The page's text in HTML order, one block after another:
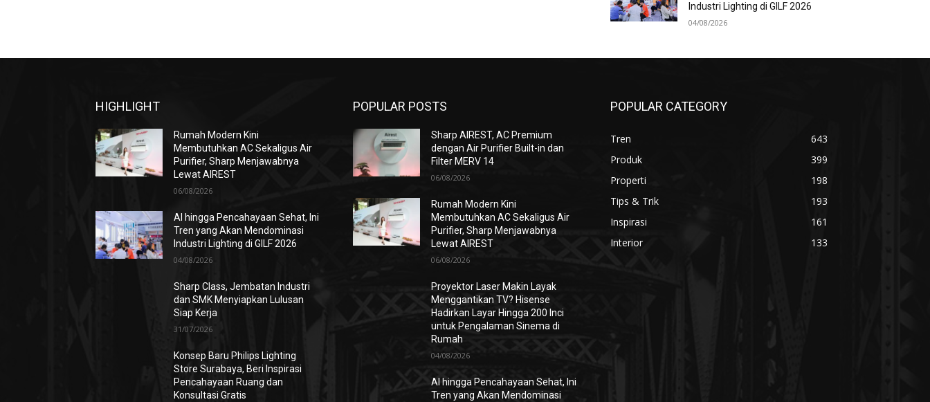
Industri Lighting di GILF 2026
04/08/2026
HIGHLIGHT
Rumah Modern Kini
Membutuhkan AC Sekaligus Air
Purifier, Sharp Menjawabnya
Lewat AIREST
06/08/2026
AI hingga Pencahayaan Sehat, Ini
Tren yang Akan Mendominasi
Industri Lighting di GILF 2026
04/08/2026
Sharp Class, Jembatan Industri
dan SMK Menyiapkan Lulusan
Siap Kerja
31/07/2026
Konsep Baru Philips Lighting
Store Surabaya, Beri Inspirasi
Pencahayaan Ruang dan
Konsultasi Gratis
POPULAR POSTS
Sharp AIREST, AC Premium
dengan Air Purifier Built-in dan
Filter MERV 14
06/08/2026
Rumah Modern Kini
Membutuhkan AC Sekaligus Air
Purifier, Sharp Menjawabnya
Lewat AIREST
06/08/2026
Proyektor Laser Makin Layak
Menggantikan TV? Hisense
Hadirkan Layar Hingga 200 Inci
untuk Pengalaman Sinema di
Rumah
04/08/2026
AI hingga Pencahayaan Sehat, Ini
Tren yang Akan Mendominasi
POPULAR CATEGORY
Tren
643
Produk
399
Properti
198
Tips & Trik
193
Inspirasi
161
Interior
133